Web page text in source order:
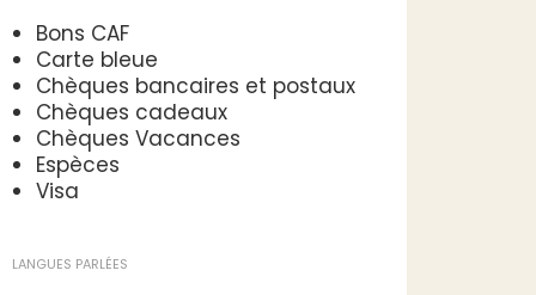
Bons CAF
Carte bleue
Chèques bancaires et postaux
Chèques cadeaux
Chèques Vacances
Espèces
Visa
LANGUES PARLÉES